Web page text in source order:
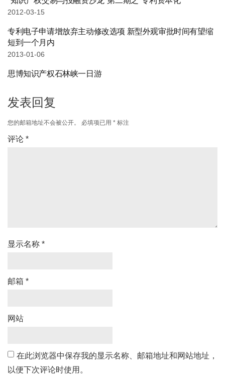
2012-03-15
专利电子申请增放弃主动修改选项 新型外观审批时间有望缩
短到一个月内
2013-01-06
思博知识产权石林峡一日游
发表回复
您的邮箱地址不会被公开。 必填项已用 * 标注
评论 *
显示名称 *
邮箱 *
网站
在此浏览器中保存我的显示名称、邮箱地址和网站地址，
以便下次评论时使用。